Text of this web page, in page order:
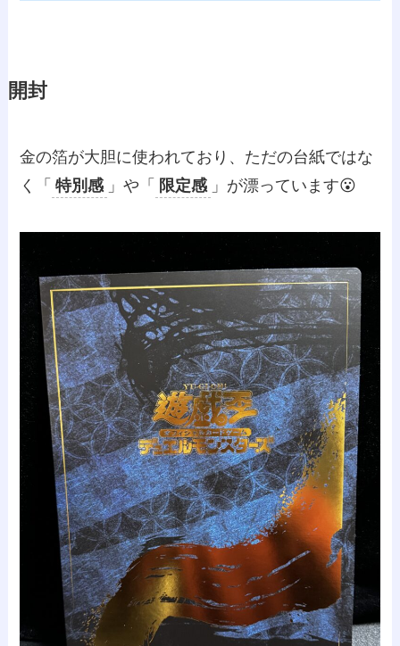
開封
金の箔が大胆に使われており、ただの台紙ではな
く「 特別感 」や「 限定感 」が漂っています😮